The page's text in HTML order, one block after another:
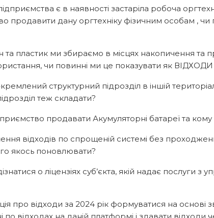
є в наявності застаріла робоча
продавити дану оргтехніку фізичним особам ,
та пластик ми збираємо в місцях накопичення
чи повинні ми це показувати як ВІДХОДИ в
структурний підрозділ в іншій
теж складати?
продавати Акумуляторні батареї та
відходів по спрощеній системі без
якось поновлювати?
о ліцензіях суб’єкта, якій надає послуги
про відходи за 2024 рік формуватися на основі